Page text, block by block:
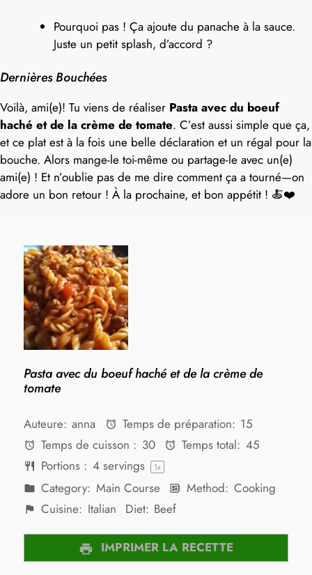
Pourquoi pas ! Ça ajoute du panache à la sauce.
Juste un petit splash, d’accord ?
Dernières Bouchées
Voilà, ami(e)! Tu viens de réaliser Pasta avec du boeuf
haché et de la crème de tomate. C’est aussi simple que ça,
et ce plat est à la fois une belle déclaration et un régal pour la
bouche. Alors mange-le toi-même ou partage-le avec un(e)
ami(e) ! Et n’oublie pas de me dire comment ça a tourné—on
adore un bon retour ! À la prochaine, et bon appétit ! 🍝❤️
Pasta avec du boeuf haché et de la crème de
tomate
Auteure: anna Temps de préparation: 15
Temps de cuisson : 30 Temps total: 45
Portions : 4servings 1x
Category: Main Course Method: Cooking
Cuisine: Italian Diet: Beef
IMPRIMER LA RECETTE